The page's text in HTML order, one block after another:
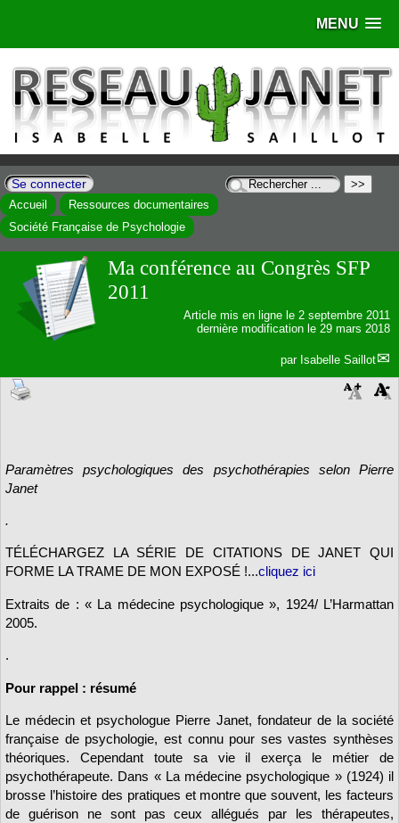
MENU
Se connecter
Accueil
Ressources documentaires
Société Française de Psychologie
Ma conférence au Congrès SFP
2011
Article mis en ligne le 2 septembre 2011
dernière modification le 29 mars 2018
par Isabelle Saillot
Paramètres psychologiques des psychothérapies selon Pierre
Janet
.
TÉLÉCHARGEZ LA SÉRIE DE CITATIONS DE JANET QUI
FORME LA TRAME DE MON EXPOSÉ !...cliquez ici
Extraits de : « La médecine psychologique », 1924/ L’Harmattan
2005.
.
Pour rappel : résumé
Le médecin et psychologue Pierre Janet, fondateur de la société
française de psychologie, est connu pour ses vastes synthèses
théoriques. Cependant toute sa vie il exerça le métier de
psychothérapeute. Dans « La médecine psychologique » (1924) il
brosse l’histoire des pratiques et montre que souvent, les facteurs
de guérison ne sont pas ceux allégués par les thérapeutes,